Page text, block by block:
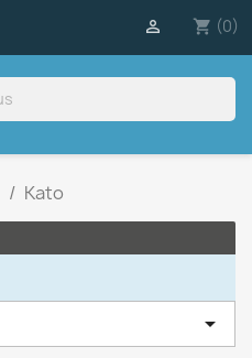
shopping_cart (0)

Kato
